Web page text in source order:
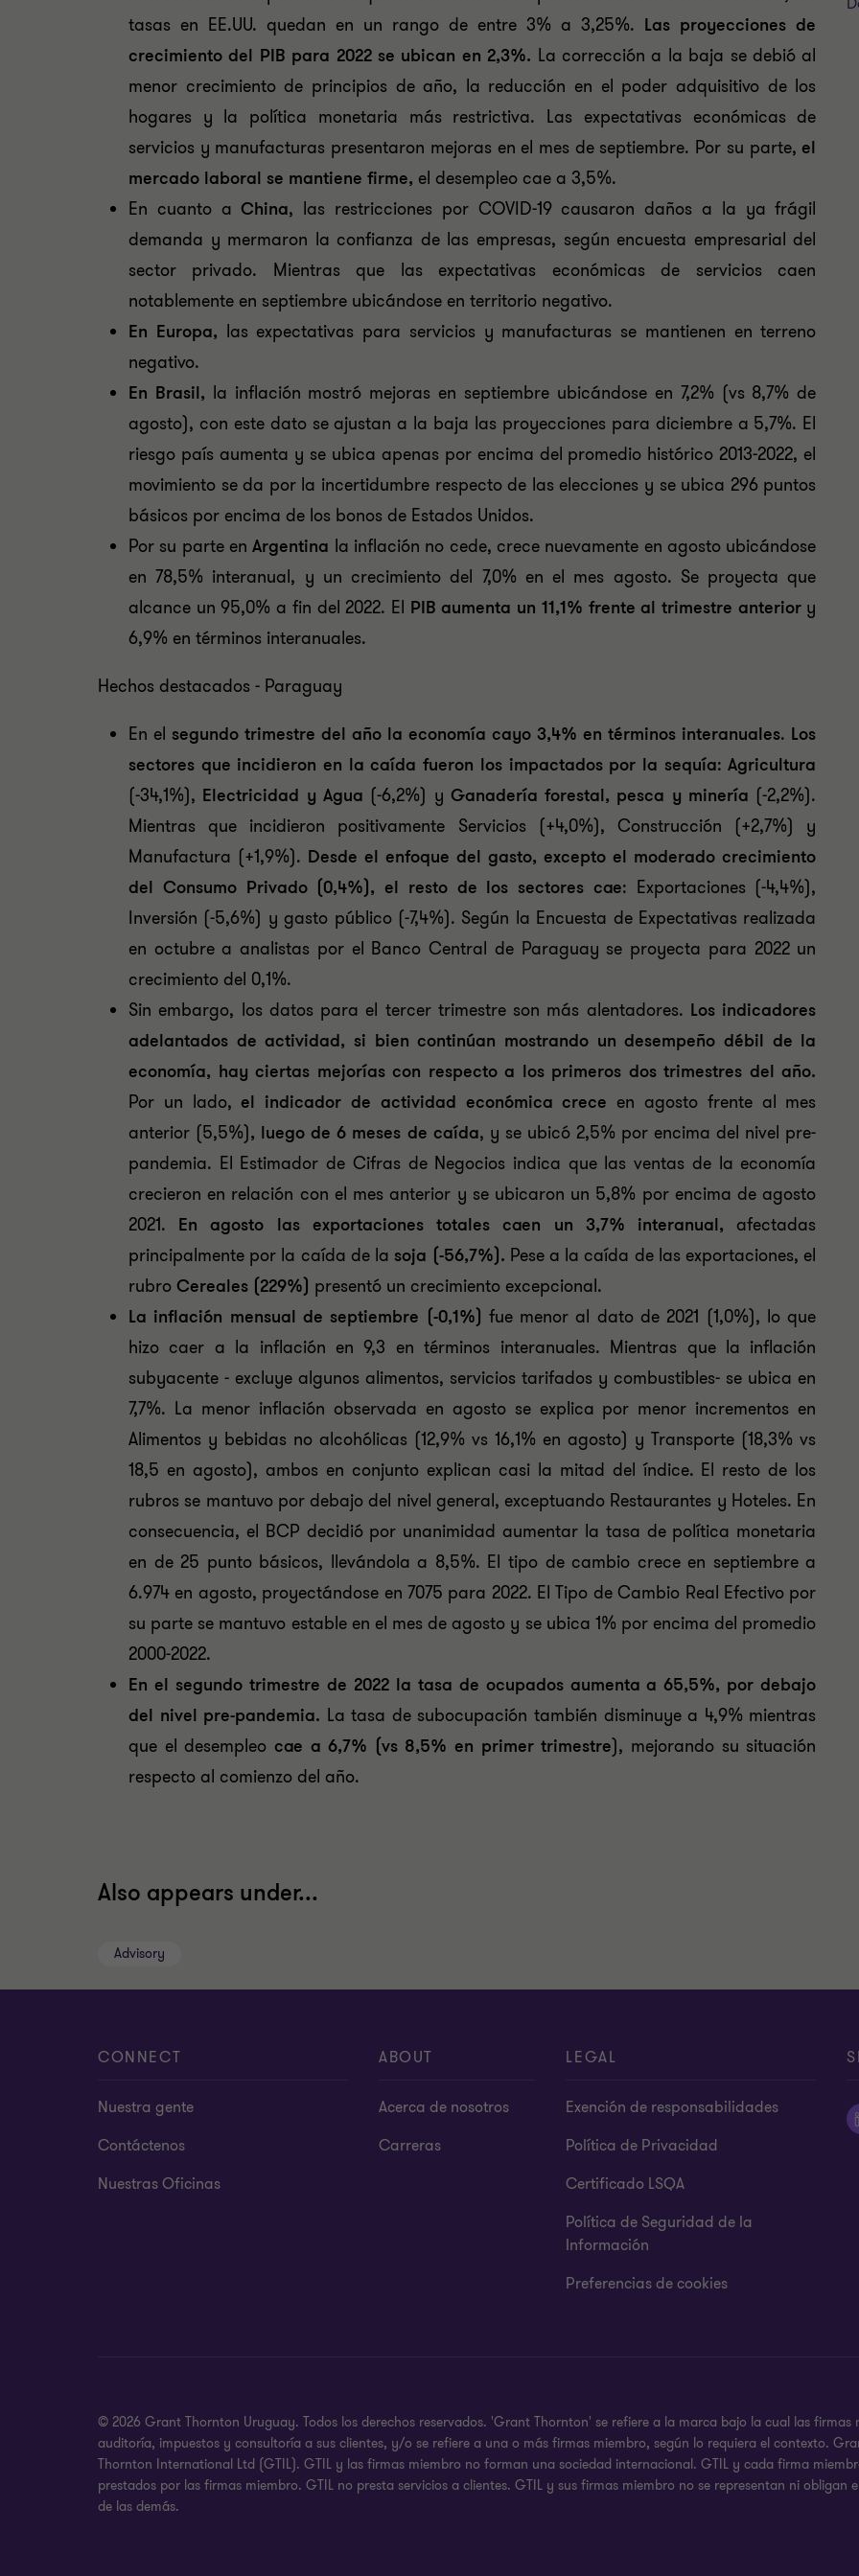
tasas en EE.UU. quedan en un rango de entre 3% a 3,25%. Las proyecciones de
crecimiento del PIB para 2022 se ubican en 2,3%. La corrección a la baja se debió al
menor crecimiento de principios de año, la reducción en el poder adquisitivo de los
hogares y la política monetaria más restrictiva. Las expectativas económicas de
servicios y manufacturas presentaron mejoras en el mes de septiembre. Por su parte,el
mercado laboral se mantiene firme, el desempleo cae a 3,5%.
En cuanto aChina, las restricciones por COVID-19 causaron daños a la ya frágil
demanda y mermaron la confianza de las empresas, según encuesta empresarial del
sector privado. Mientras que las expectativas económicas de servicios caen
notablemente en septiembre ubicándose en territorio negativo.
En Europa, las expectativas para servicios y manufacturas se mantienen en terreno
negativo.
En Brasil, la inflación mostró mejoras en septiembre ubicándose en 7,2% (vs 8,7% de
agosto), con este dato se ajustan a la baja las proyecciones para diciembre a 5,7%. El
riesgo país aumenta y se ubica apenas por encima del promedio histórico 2013-2022, el
movimiento se da por la incertidumbre respecto de las elecciones y se ubica 296 puntos
básicos por encima de los bonos de Estados Unidos.
Por su parte enArgentina la inflación no cede, crece nuevamente en agosto ubicándose
en 78,5% interanual, y un crecimiento del 7,0% en el mes agosto. Se proyecta que
alcance un 95,0% a fin del 2022. El PIB aumenta un 11,1% frente al trimestre anterior y
6,9% en términos interanuales.
Hechos destacados - Paraguay
En elsegundo trimestre del año la economía cayo 3,4% en términos interanuales. Los
sectores que incidieron en la caída fueron los impactados por la sequía:Agricultura
(-34,1%), Electricidad y Agua (-6,2%) y Ganadería forestal, pesca y minería (-2,2%).
Mientras que incidieron positivamente Servicios (+4,0%), Construcción (+2,7%) y
Manufactura (+1,9%). Desde el enfoque del gasto,excepto el moderado crecimiento
del Consumo Privado (0,4%), el resto de los sectores cae: Exportaciones (-4,4%),
Inversión (-5,6%) y gasto público (-7,4%). Según la Encuesta de Expectativas realizada
en octubre a analistas por el Banco Central de Paraguay se proyecta para 2022 un
crecimiento del 0,1%.
Sin embargo, los datos para el tercer trimestre son más alentadores. Los indicadores
adelantados de actividad, si bien continúan mostrando un desempeño débil de la
economía, hay ciertas mejorías con respecto a los primeros dos trimestres del año.
Por un lado,el indicador de actividad económica crece en agosto frente al mes
anterior (5,5%), luego de 6 meses de caída, y se ubicó 2,5% por encima del nivel pre-
pandemia. El Estimador de Cifras de Negocios indica que las ventas de la economía
crecieron en relación con el mes anterior y se ubicaron un 5,8% por encima de agosto
2021. En agosto las exportaciones totales caen un 3,7% interanual, afectadas
principalmente por la caída de lasoja (-56,7%). Pese a la caída de las exportaciones, el
rubro Cereales (229%) presentó un crecimiento excepcional.
La inflación mensual de septiembre (-0,1%) fue menor al dato de 2021 (1,0%), lo que
hizo caer a la inflación en 9,3 en términos interanuales. Mientras que la inflación
subyacente - excluye algunos alimentos, servicios tarifados y combustibles- se ubica en
7,7%. La menor inflación observada en agosto se explica por menor incrementos en
Alimentos y bebidas no alcohólicas (12,9% vs 16,1% en agosto) y Transporte (18,3% vs
18,5 en agosto), ambos en conjunto explican casi la mitad del índice. El resto de los
rubros se mantuvo por debajo del nivel general, exceptuando Restaurantes y Hoteles. En
consecuencia, el BCP decidió por unanimidad aumentar la tasa de política monetaria
en de 25 punto básicos, llevándola a 8,5%. El tipo de cambio crece en septiembre a
6.974 en agosto, proyectándose en 7075 para 2022. El Tipo de Cambio Real Efectivo por
su parte se mantuvo estable en el mes de agosto y se ubica 1% por encima del promedio
2000-2022.
En el segundo trimestre de 2022 la tasa de ocupados aumenta a 65,5%, por debajo
del nivel pre-pandemia. La tasa de subocupación también disminuye a 4,9% mientras
que el desempleo cae a 6,7% (vs 8,5% en primer trimestre), mejorando su situación
respecto al comienzo del año.
Also appears under...
Advisory
CONNECT
Nuestra gente
Contáctenos
Nuestras Oficinas
ABOUT
Acerca de nosotros
Carreras
LEGAL
Exención de responsabilidades
Política de Privacidad
Certificado LSQA
Política de Seguridad de la
Información
Preferencias de cookies
© 2026 Grant Thornton Uruguay. Todos los derechos reservados. 'Grant Thornton' se refiere a la marca bajo la cual las
auditoría, impuestos y consultoría a sus clientes, y/o se refiere a una o más firmas miembro, según lo requiera el contexto.
Thornton International Ltd (GTIL). GTIL y las firmas miembro no forman una sociedad internacional. GTIL y cada firma
prestados por las firmas miembro. GTIL no presta servicios a clientes. GTIL y sus firmas miembro no se representan ni obligan
de las demás.